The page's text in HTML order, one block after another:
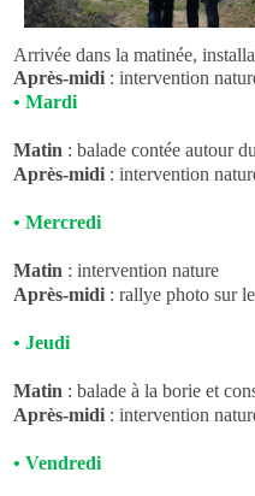
Arrivée dans la matinée,
Après-midi : intervention
• Mardi
Matin : balade contée autour
Après-midi : intervention
• Mercredi
Matin : intervention nature
Après-midi : rallye photo sur
• Jeudi
Matin : balade à la borie et
Après-midi : intervention
• Vendredi